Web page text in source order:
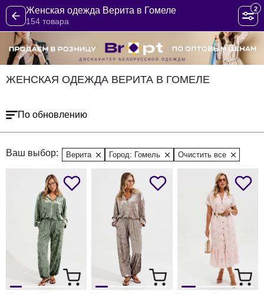
Женская одежда Верита в Гомеле
154 товара
2
ЖЕНСКАЯ ОДЕЖДА ВЕРИТА В ГОМЕЛЕ
По обновлению
Ваш выбор: Верита Город: Гомель Очистить все